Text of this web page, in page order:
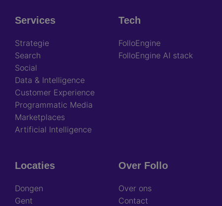
Footer
Services
Strategie
Search
Social
Data & Intelligence
Customer Experience
Programmatic Media
Marketplaces
Artificial Intelligence
Tech
FolloEngine
FolloEngine AI stack
Locaties
Dongen
Gent
Over Follo
Over ons
Contact